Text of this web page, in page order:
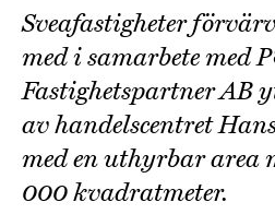
Sveafastigheter
med i samarbete med
Fastighetspartner AB
av handelscentret
med en uthyrbar area
000 kvadratmeter.